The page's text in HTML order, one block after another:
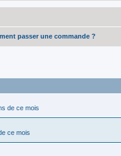
passer une commande ?
de ce mois
ce mois